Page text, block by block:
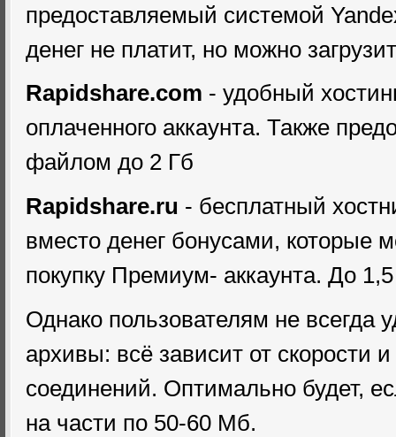
предоставляемый системой
денег не платит, но можно
Rapidshare.com - удобный
оплаченного аккаунта. Также
файлом до 2 Гб
Rapidshare.ru - бесплатный
вместо денег бонусами, которые
покупку Премиум- аккаунта. До
Однако пользователям не всегда
архивы: всё зависит от скорости
соединений. Оптимально будет,
на части по 50-60 Мб.